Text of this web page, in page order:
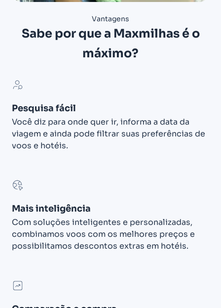
Vantagens
Sabe por que a Maxmilhas é o
máximo?
Pesquisa fácil
Você diz para onde quer ir, informa a data da
viagem e ainda pode filtrar suas preferências de
voos e hotéis.
Mais inteligência
Com soluções inteligentes e personalizadas,
combinamos voos com os melhores preços e
possibilitamos descontos extras em hotéis.